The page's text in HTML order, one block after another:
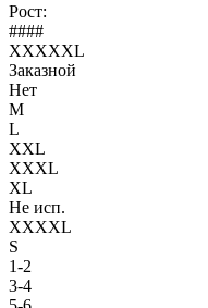
Рост:
####
XXXXXL
Заказной
Нет
M
L
XXL
XXXL
XL
Не исп.
XXXXL
S
1-2
3-4